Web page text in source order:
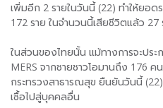
เพิ่มอีก 2 รายในวันนี้ (22) ทำให้ยอ
172 ราย ในจำนวนนี้เสียชีวิตแล้ว 27
ในส่วนของไทยนั้น แม้ทางการจะประ
MERS จากชายชาวโอมานถึง 176
กระทรวงสาธารณสุข ยืนยันวันนี้
เชื้อไปสู่บุคคลอื่น